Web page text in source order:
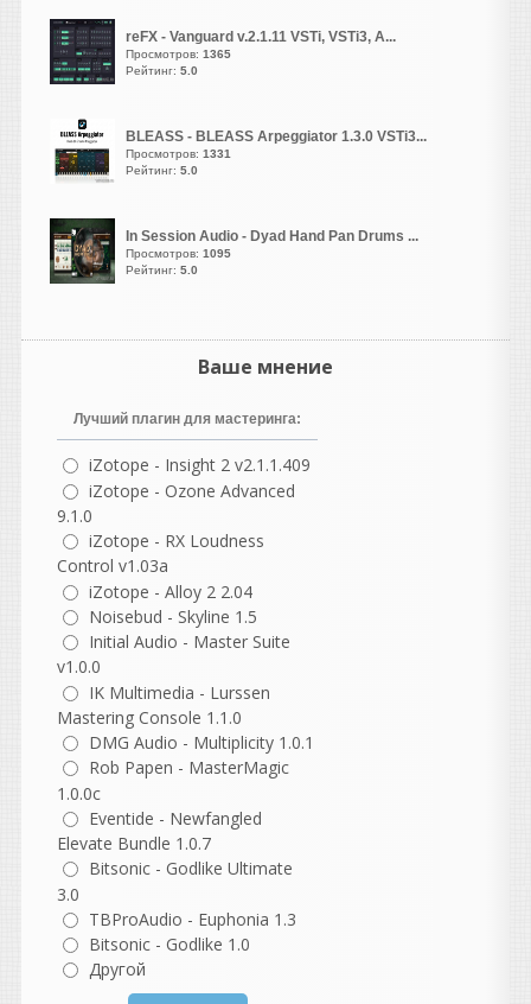
vangog171
написал 06.08.2026 в23:02
Хоь и стоит у
меня-
И-
DirectX End-User
Runtime.
Но такой баг впервые у
как то в старой 10 еще все
спокойно рабаотала эта
библиотека и сразу
режима совместимости там
в свойствах не помогает..
vangog171
написал 06.08.2026 в22:54
Библиотека необходима.
Странно что кейген
перестал запускаться
когда от админа
нажимаешь.. Чудеса прям
какие то
guter
написал 06.08.2026 в22:37
не согласна с этим
комментарием, но
понимаю, откуда он взялся.
В нем есть доля
ностальгии, но как
описание реальности он
сильно идеализирован.
Разберем по частям.
«Как же было спокойно до
появления компа...»
На самом деле не совсем.
reFX - Vanguard v.2.1.11 VSTi, VSTi3, A...
Просмотров: 1365
Рейтинг: 5.0
BLEASS - BLEASS Arpeggiator 1.3.0 VSTi3...
Просмотров: 1331
Рейтинг: 5.0
In Session Audio - Dyad Hand Pan Drums ...
Просмотров: 1095
Рейтинг: 5.0
Ваше мнение
Лучший плагин для мастеринга:
iZotope - Insight 2 v2.1.1.409
iZotope - Ozone Advanced
9.1.0
iZotope - RX Loudness
Control v1.03a
iZotope - Alloy 2 2.04
Noisebud - Skyline 1.5
Initial Audio - Master Suite
v1.0.0
IK Multimedia - Lurssen
Mastering Console 1.1.0
DMG Audio - Multiplicity 1.0.1
Rob Papen - MasterMagic
1.0.0c
Eventide - Newfangled
Elevate Bundle 1.0.7
Bitsonic - Godlike Ultimate
3.0
TBProAudio - Euphonia 1.3
Bitsonic - Godlike 1.0
Другой